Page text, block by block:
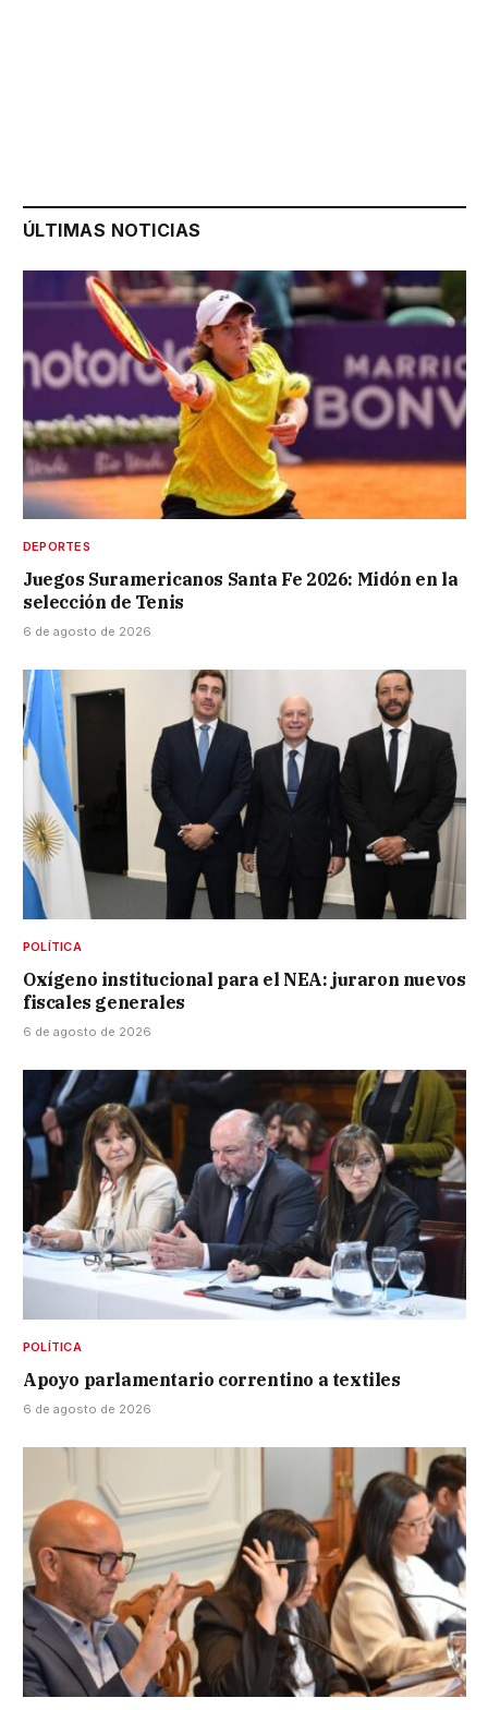
ÚLTIMAS NOTICIAS
DEPORTES
Juegos Suramericanos Santa Fe 2026: Midón en la
selección de Tenis
6 de agosto de 2026
POLÍTICA
Oxígeno institucional para el NEA: juraron nuevos
fiscales generales
6 de agosto de 2026
POLÍTICA
Apoyo parlamentario correntino a textiles
6 de agosto de 2026